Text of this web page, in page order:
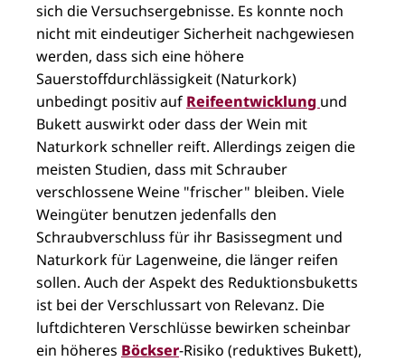
sich die Versuchsergebnisse. Es konnte noch
nicht mit eindeutiger Sicherheit nachgewiesen
werden, dass sich eine höhere
Sauerstoffdurchlässigkeit (Naturkork)
unbedingt positiv auf Reifeentwicklung und
Bukett auswirkt oder dass der Wein mit
Naturkork schneller reift. Allerdings zeigen die
meisten Studien, dass mit Schrauber
verschlossene Weine "frischer" bleiben. Viele
Weingüter benutzen jedenfalls den
Schraubverschluss für ihr Basissegment und
Naturkork für Lagenweine, die länger reifen
sollen. Auch der Aspekt des Reduktionsbuketts
ist bei der Verschlussart von Relevanz. Die
luftdichteren Verschlüsse bewirken scheinbar
ein höheres Böckser-Risiko (reduktives Bukett),